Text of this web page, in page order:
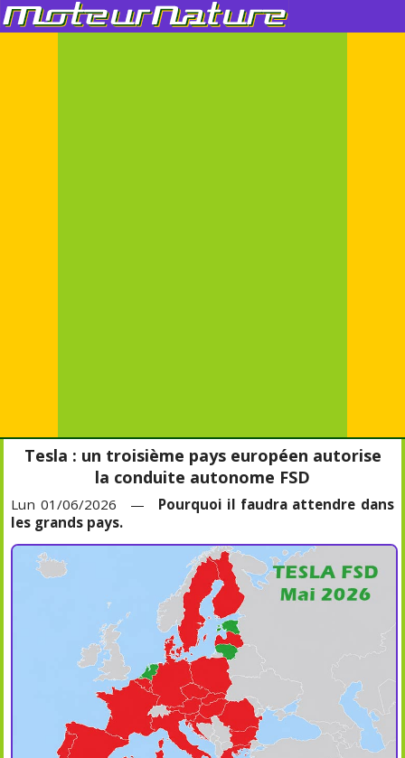
Tesla : un troisième pays européen autorise
la conduite autonome FSD
Lun 01/06/2026 — Pourquoi il faudra attendre dans
les grands pays.